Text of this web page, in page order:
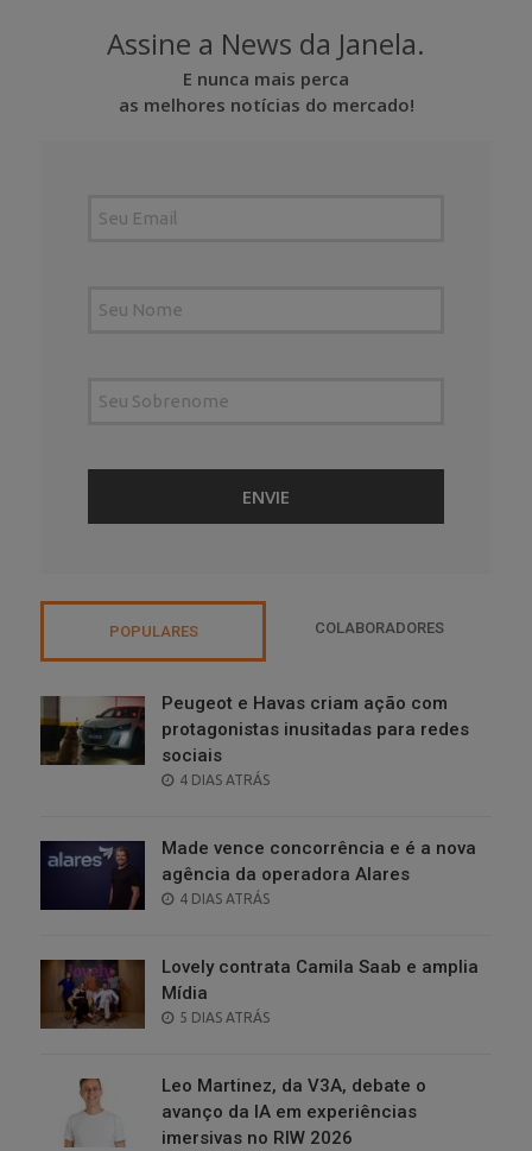
Assine a News da Janela.
E nunca mais perca
as melhores notícias do mercado!
POPULARES COLABORADORES
Peugeot e Havas criam ação com
protagonistas inusitadas para redes
sociais
POSTED
4 DIAS ATRÁS
Made vence concorrência e é a nova
agência da operadora Alares
POSTED
4 DIAS ATRÁS
Lovely contrata Camila Saab e amplia
Mídia
POSTED
5 DIAS ATRÁS
Leo Martinez, da V3A, debate o
avanço da IA em experiências
imersivas no RIW 2026